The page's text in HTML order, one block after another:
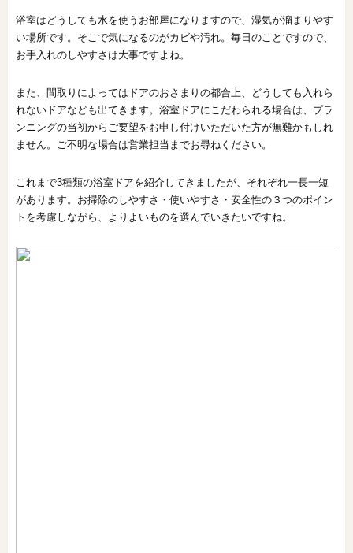
浴室はどうしても水を使うお部屋になりますので、湿気が溜まりやす
い場所です。そこで気になるのがカビや汚れ。毎日のことですので、
お手入れのしやすさは大事ですよね。
また、間取りによってはドアのおさまりの都合上、どうしても入れら
れないドアなども出てきます。浴室ドアにこだわられる場合は、プラ
ンニングの当初からご要望をお申し付けいただいた方が無難かもしれ
ません。ご不明な場合は営業担当までお尋ねください。
これまで3種類の浴室ドアを紹介してきましたが、それぞれ一長一短
があります。お掃除のしやすさ・使いやすさ・安全性の３つのポイン
トを考慮しながら、よりよいものを選んでいきたいですね。